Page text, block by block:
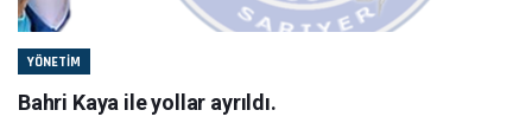
YÖNETIM
Bahri Kaya ile yollar ayrıldı.